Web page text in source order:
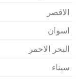
الاقصر
اسوان
البحر الاحمر
سيناء